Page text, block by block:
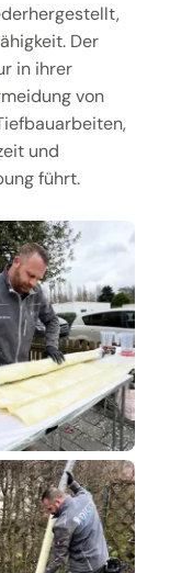
Der
in ihrer
von
und
führt.